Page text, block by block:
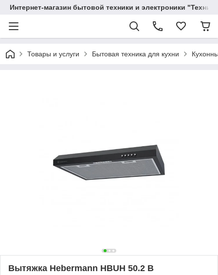
Интернет-магазин бытовой техники и электроники
Товары и услуги Бытовая техника для кухни
Вытяжка Hebermann HBUH 50.2 B